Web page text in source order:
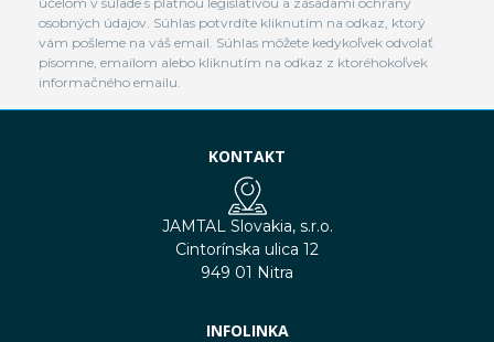
osobných údajov. Súhlas potvrdíte kliknutím na odkaz, ktorý
vám pošleme na váš email. Súhlas môžete kedykoľvek odvolať
písomne, emailom alebo kliknutím na odkaz z ktoréhokoľvek
informačného emailu.
KONTAKT
JAMTAL Slovakia, s.r.o.
Cintorínska ulica 12
949 01 Nitra
INFOLINKA